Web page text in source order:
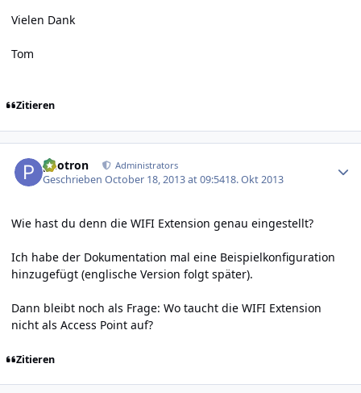
Vielen Dank
Tom
Zitieren
photron Administrators
GeschriebenOctober 18, 2013 at 09:5418. Okt 2013
Wie hast du denn die WIFI Extension genau eingestellt?
Ich habe der Dokumentation mal eine Beispielkonfiguration
hinzugefügt (englische Version folgt später).
Dann bleibt noch als Frage: Wo taucht die WIFI Extension
nicht als Access Point auf?
Zitieren